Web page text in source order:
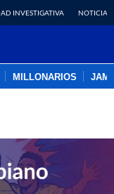
INVESTIGATIVA NOTICIAS
MILLONARIOS